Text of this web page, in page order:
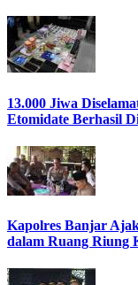
13.000 Jiwa
Etomidate Berhasil
Kapolres Banjar
dalam Ruang Riung